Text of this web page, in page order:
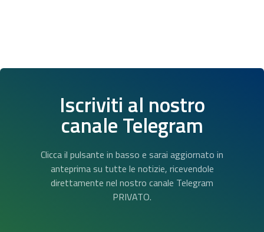
Iscriviti al nostro
canale Telegram
Clicca il pulsante in basso e sarai aggiornato in
anteprima su tutte le notizie, ricevendole
direttamente nel nostro canale Telegram
PRIVATO.